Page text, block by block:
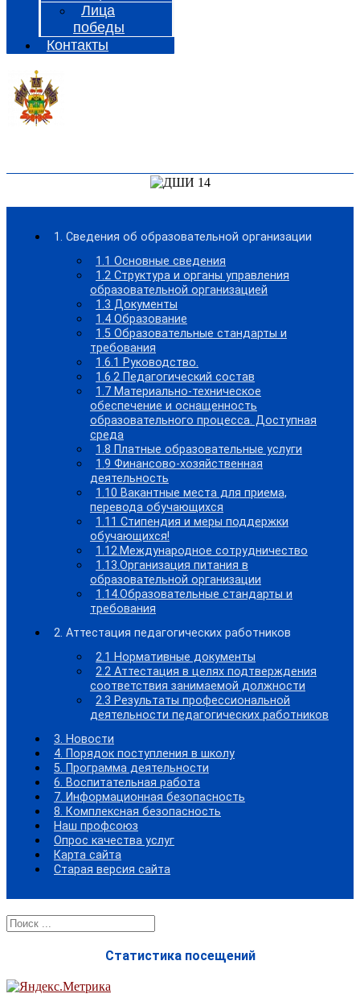
Лица
победы
Контакты
1. Сведения об образовательной организации
1.1 Основные сведения
1.2 Структура и органы управления
образовательной организацией
1.3 Документы
1.4 Образование
1.5 Образовательные стандарты и
требования
1.6.1 Руководство.
1.6.2 Педагогический состав
1.7 Материально-техническое
обеспечение и оснащенность
образовательного процесса. Доступная
среда
1.8 Платные образовательные услуги
1.9 Финансово-хозяйственная
деятельность
1.10 Вакантные места для приема,
перевода обучающихся
1.11 Стипендия и меры поддержки
обучающихся!
1.12.Международное сотрудничество
1.13.Организация питания в
образовательной организации
1.14.Образовательные стандарты и
требования
2. Аттестация педагогических работников
2.1 Нормативные документы
2.2 Аттестация в целях подтверждения
соответствия занимаемой должности
2.3 Результаты профессиональной
деятельности педагогических работников
3. Новости
4. Порядок поступления в школу
5. Программа деятельности
6. Воспитательная работа
7. Информационная безопасность
8. Комплексная безопасность
Наш профсоюз
Опрос качества услуг
Карта сайта
Старая версия сайта
Найти:
Статистика посещений